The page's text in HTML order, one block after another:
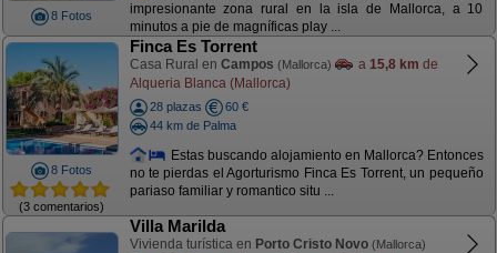
8 Fotos
impresionante zona rural en la isla de Mallorca, a 10
minutos a pie de magníficas play ...
8 Fotos
(3 comentarios)
Finca Es Torrent
Casa Rural en Campos (Mallorca) a 15,8 km de
Alqueria Blanca (Mallorca)
28 plazas
60 €
44 km de Palma
Estas buscando alojamiento en Mallorca? Entonces
no te pierdas el Agorturismo Finca Es Torrent, un pequeño
pariaso familiar y romantico situ ...
Villa Marilda
Vivienda turística en Porto Cristo Novo (Mallorca)